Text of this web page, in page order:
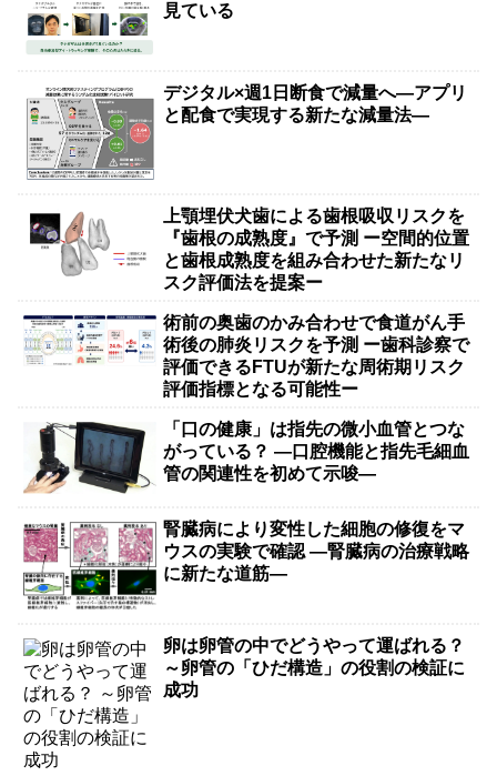
見ている
デジタル×週1日断食で減量へ―アプリ
と配食で実現する新たな減量法―
上顎埋伏犬歯による歯根吸収リスクを
『歯根の成熟度』で予測 ー空間的位置
と歯根成熟度を組み合わせた新たなリ
スク評価法を提案ー
術前の奥歯のかみ合わせで食道がん手
術後の肺炎リスクを予測 ー歯科診察で
評価できるFTUが新たな周術期リスク
評価指標となる可能性ー
「口の健康」は指先の微小血管とつな
がっている？ ―口腔機能と指先毛細血
管の関連性を初めて示唆―
腎臓病により変性した細胞の修復をマ
ウスの実験で確認 ―腎臓病の治療戦略
に新たな道筋―
卵は卵管の中でどうやって運ばれる？
～卵管の「ひだ構造」の役割の検証に
成功